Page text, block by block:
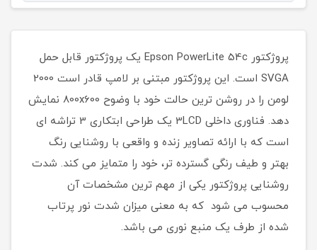
پروژکتور Epson PowerLite 54c یک پروژکتور قابل حمل
SVGA است. این پروژکتور مبتنی بر لامپ قادر است 2000
لومن را در روشن ترین حالت خود با وضوح 800x600 نمایش
دهد. فناوری داخلی 3LCD یک طراحی ابتکاری 3 تراشه ای
است که با ارائه تصاویر زنده و واقعی با روشنایی رنگ
بهتر و طیف رنگی گسترده تر، خود را متمایز می کند. شدت
روشنایی پروژکتور یکی از مهم ترین مشخصات آن
محسوب می شود که به معنی میزان شدت نور پرتاب
شده از طرف یک منبع نوری می باشد.